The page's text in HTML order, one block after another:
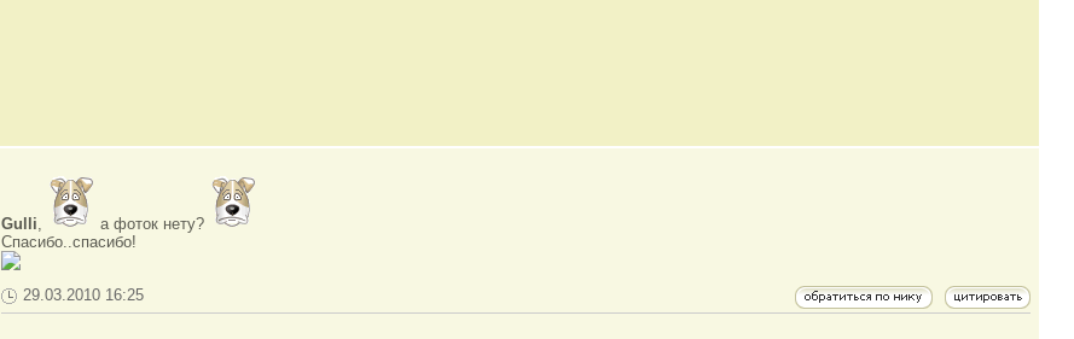
Gulli,
а фоток нету?
Спасибо..спасибо!
29.03.2010 16:25